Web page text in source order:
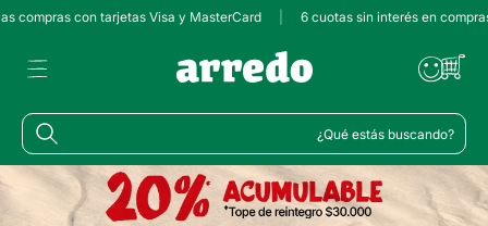
compras con tarjetas Visa y MasterCard 6 cuotas sin interés en
¿Qué estás buscando?